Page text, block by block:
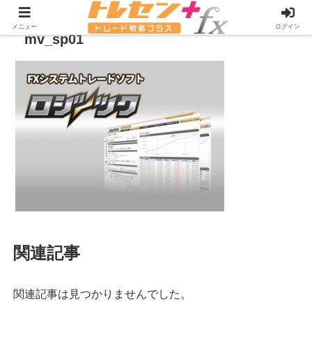
mv_sp01
関連記事
関連記事は見つかりませんでした。
メニュー ログイン